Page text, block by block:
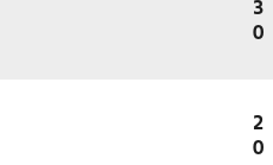
3
0
2
0